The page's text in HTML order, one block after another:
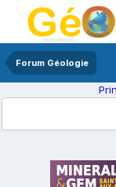
Forum Géologie